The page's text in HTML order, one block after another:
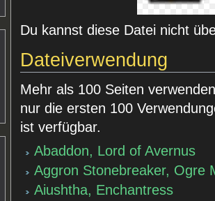
Du kannst diese Datei nicht
Dateiverwendung
Mehr als 100 Seiten
nur die ersten 100
ist verfügbar.
Abaddon, Lord of Avernus
Aggron Stonebreaker, Ogre
Aiushtha, Enchantress